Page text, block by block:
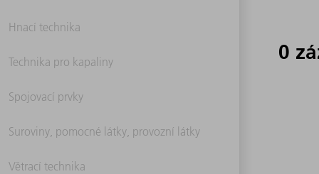
Hnací technika
Technika pro kapaliny
Spojovací prvky
Suroviny, pomocné látky, provozní látky
Větrací technika
0